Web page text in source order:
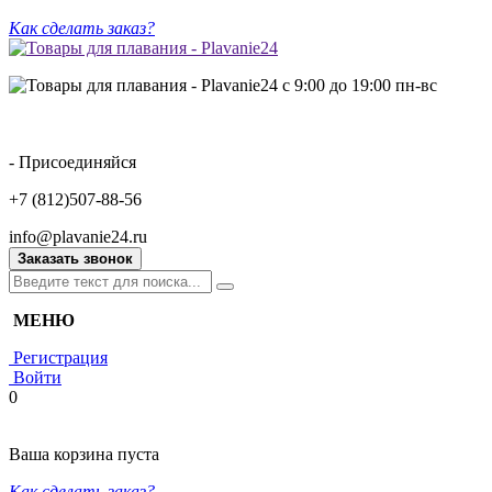
Как сделать заказ?
с 9:00 до 19:00 пн-вс
- Присоединяйся
+7 (812)507-88-56
info@plavanie24.ru
Заказать звонок
МЕНЮ
Регистрация
Войти
0
Ваша корзина пуста